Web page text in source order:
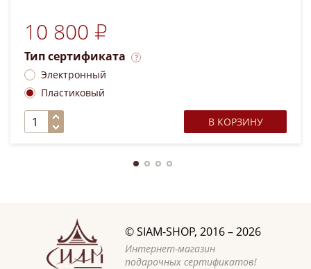
10 800 ₽
Тип сертификата
Электронный
Пластиковый
В КОРЗИНУ
©SIAM-SHOP, 2016 – 2026
Интернет-магазин
подарочных сертификатов!